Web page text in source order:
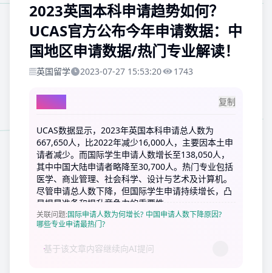
2023英国本科申请趋势如何？
UCAS官方公布今年申请数据：中
国地区申请数据/热门专业解读！
英国留学 2023-07-27 15:53:20 1743
AI总结 复制
UCAS数据显示，2023年英国本科申请总人数为
667,650人，比2022年减少16,000人，主要因本土申
请者减少。而国际学生申请人数增长至138,050人，
其中中国大陆申请者略降至30,700人。热门专业包括
医学、商业管理、社会科学、设计与艺术及计算机。
尽管申请总人数下降，但国际学生申请持续增长，凸
显提早准备和提升竞争力的重要性。
关联问题:国际申请人数为何增长? 中国申请人数下降原因?
哪些专业申请最热门?